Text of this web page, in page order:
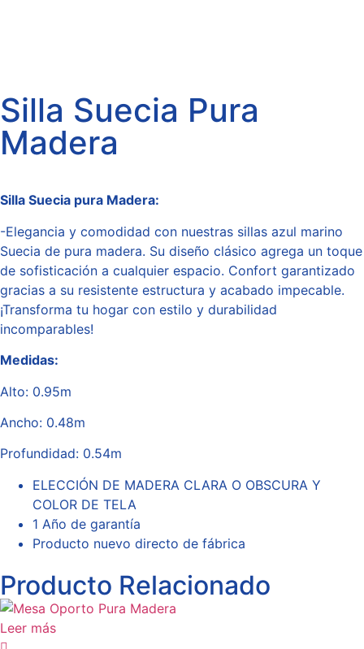
Silla Suecia Pura
Madera
Silla Suecia pura Madera:
-Elegancia y comodidad con nuestras sillas azul marino
Suecia de pura madera. Su diseño clásico agrega un toque
de sofisticación a cualquier espacio. Confort garantizado
gracias a su resistente estructura y acabado impecable.
¡Transforma tu hogar con estilo y durabilidad
incomparables!
Medidas:
Alto: 0.95m
Ancho: 0.48m
Profundidad: 0.54m
ELECCIÓN DE MADERA CLARA O OBSCURA Y
COLOR DE TELA
1 Año de garantía
Producto nuevo directo de fábrica
Producto Relacionado
Leer más